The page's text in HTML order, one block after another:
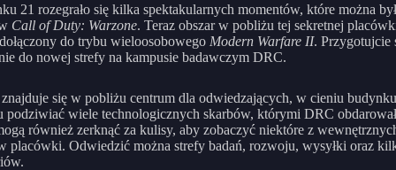
21 rozegrało się kilka spektakularnych momentów, które można
Call of Duty: Warzone. Teraz obszar w pobliżu tej sekretnej
do trybu wieloosobowego Modern Warfare II. Przygotujcie
do nowej strefy na kampusie badawczym DRC.
znajduje się w pobliżu centrum dla odwiedzających, w cieniu
podziwiać wiele technologicznych skarbów, którymi DRC
również zerknąć za kulisy, aby zobaczyć niektóre z
placówki. Odwiedzić można strefy badań, rozwoju, wysyłki oraz